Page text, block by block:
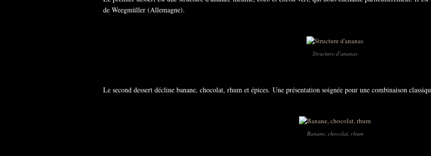
de Weegmüller (Allemagne).
Structure d'ananas
Le second dessert décline banane, chocolat, rhum et épices. Une présentation soignée pour une combinaison
Banane, chocolat, rhum